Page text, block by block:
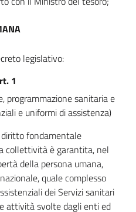
III
legislativo:
1
programmazione sanitaria e
e uniformi di assistenza)
fondamentale
collettività è garantita, nel
della persona umana,
quale complesso
dei Servizi sanitari
attività svolte dagli enti ed